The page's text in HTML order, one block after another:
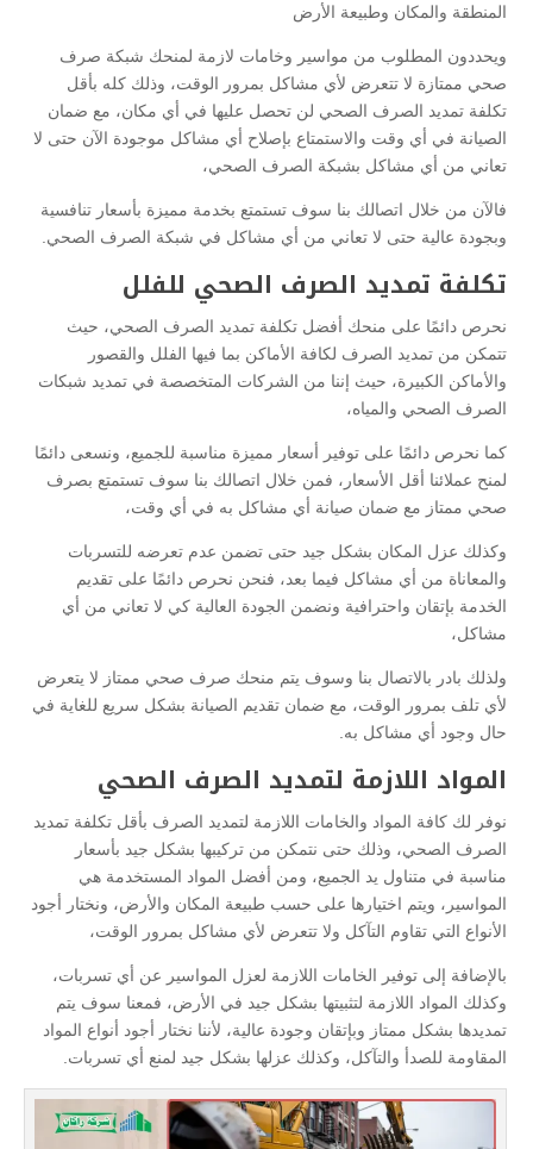
المنطقة والمكان وطبيعة الأرض
ويحددون المطلوب من مواسير وخامات لازمة لمنحك شبكة صرف
صحي ممتازة لا تتعرض لأي مشاكل بمرور الوقت، وذلك كله بأقل
تكلفة تمديد الصرف الصحي لن تحصل عليها في أي مكان، مع ضمان
الصيانة في أي وقت والاستمتاع بإصلاح أي مشاكل موجودة الآن حتى لا
تعاني من أي مشاكل بشبكة الصرف الصحي،
فالآن من خلال اتصالك بنا سوف تستمتع بخدمة مميزة بأسعار تنافسية
وبجودة عالية حتى لا تعاني من أي مشاكل في شبكة الصرف الصحي.
تكلفة تمديد الصرف الصحي للفلل
نحرص دائمًا على منحك أفضل تكلفة تمديد الصرف الصحي، حيث
تتمكن من تمديد الصرف لكافة الأماكن بما فيها الفلل والقصور
والأماكن الكبيرة، حيث إننا من الشركات المتخصصة في تمديد شبكات
الصرف الصحي والمياه،
كما نحرص دائمًا على توفير أسعار مميزة مناسبة للجميع، ونسعى دائمًا
لمنح عملائنا أقل الأسعار، فمن خلال اتصالك بنا سوف تستمتع بصرف
صحي ممتاز مع ضمان صيانة أي مشاكل به في أي وقت،
وكذلك عزل المكان بشكل جيد حتى تضمن عدم تعرضه للتسربات
والمعاناة من أي مشاكل فيما بعد، فنحن نحرص دائمًا على تقديم
الخدمة بإتقان واحترافية ونضمن الجودة العالية كي لا تعاني من أي
مشاكل،
ولذلك بادر بالاتصال بنا وسوف يتم منحك صرف صحي ممتاز لا يتعرض
لأي تلف بمرور الوقت، مع ضمان تقديم الصيانة بشكل سريع للغاية في
حال وجود أي مشاكل به.
المواد اللازمة لتمديد الصرف الصحي
نوفر لك كافة المواد والخامات اللازمة لتمديد الصرف بأقل تكلفة تمديد
الصرف الصحي، وذلك حتى نتمكن من تركيبها بشكل جيد بأسعار
مناسبة في متناول يد الجميع، ومن أفضل المواد المستخدمة هي
المواسير، ويتم اختيارها على حسب طبيعة المكان والأرض، ونختار أجود
الأنواع التي تقاوم التآكل ولا تتعرض لأي مشاكل بمرور الوقت،
بالإضافة إلى توفير الخامات اللازمة لعزل المواسير عن أي تسربات،
وكذلك المواد اللازمة لتثبيتها بشكل جيد في الأرض، فمعنا سوف يتم
تمديدها بشكل ممتاز وبإتقان وجودة عالية، لأننا نختار أجود أنواع المواد
المقاومة للصدأ والتآكل، وكذلك عزلها بشكل جيد لمنع أي تسربات.